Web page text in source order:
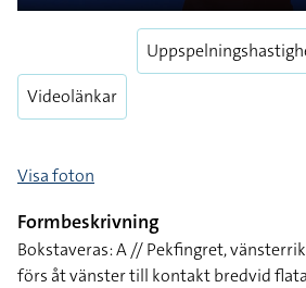
Play
Videolänkar
Visa foton
Formbeskrivning
Bokstaveras: A // Pekfingret,
förs åt vänster till kontakt bredvid